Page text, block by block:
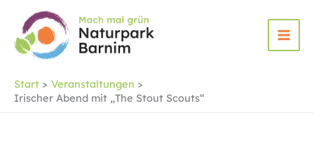
Inhalt
springen
Start
Veranstaltungen
Irischer Abend mit „The Stout Scouts“